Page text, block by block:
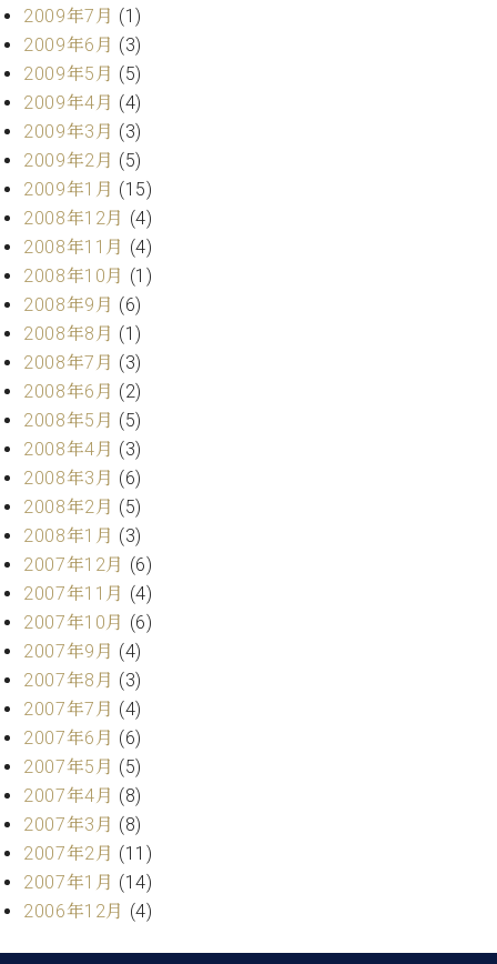
2009年7月 (1)
2009年6月 (3)
2009年5月 (5)
2009年4月 (4)
2009年3月 (3)
2009年2月 (5)
2009年1月 (15)
2008年12月 (4)
2008年11月 (4)
2008年10月 (1)
2008年9月 (6)
2008年8月 (1)
2008年7月 (3)
2008年6月 (2)
2008年5月 (5)
2008年4月 (3)
2008年3月 (6)
2008年2月 (5)
2008年1月 (3)
2007年12月 (6)
2007年11月 (4)
2007年10月 (6)
2007年9月 (4)
2007年8月 (3)
2007年7月 (4)
2007年6月 (6)
2007年5月 (5)
2007年4月 (8)
2007年3月 (8)
2007年2月 (11)
2007年1月 (14)
2006年12月 (4)